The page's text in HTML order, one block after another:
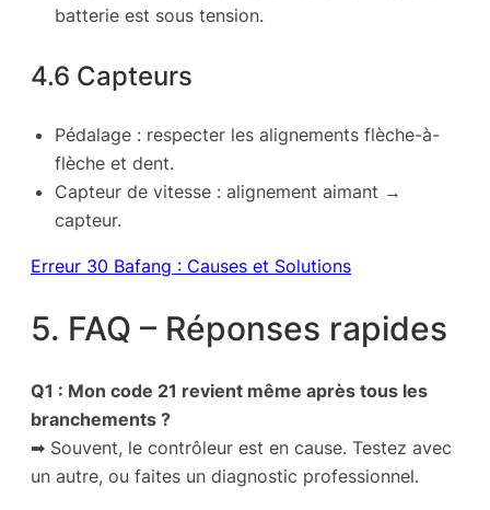
batterie est sous tension.
4.6 Capteurs
Pédalage : respecter les alignements flèche-à-
flèche et dent.
Capteur de vitesse : alignement aimant →
capteur.
Erreur 30 Bafang : Causes et Solutions
5. FAQ – Réponses rapides
Q1 : Mon code 21 revient même après tous les
branchements ?
➡ Souvent, le contrôleur est en cause. Testez avec
un autre, ou faites un diagnostic professionnel.